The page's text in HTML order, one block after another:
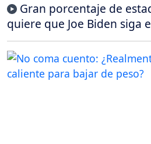
Gran porcentaje de
quiere que Joe Biden siga